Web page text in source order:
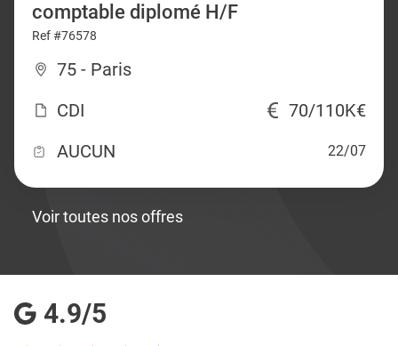
comptable diplomé H/F
Ref #76578
75 - Paris
CDI
70/110K€
AUCUN
22/07
Voir toutes nos offres
4.9/5